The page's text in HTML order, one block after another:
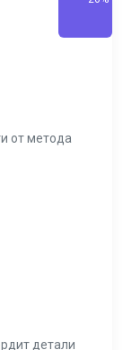
от метода
детали